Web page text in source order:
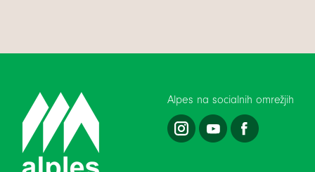
Alpes na socialnih omrežjih